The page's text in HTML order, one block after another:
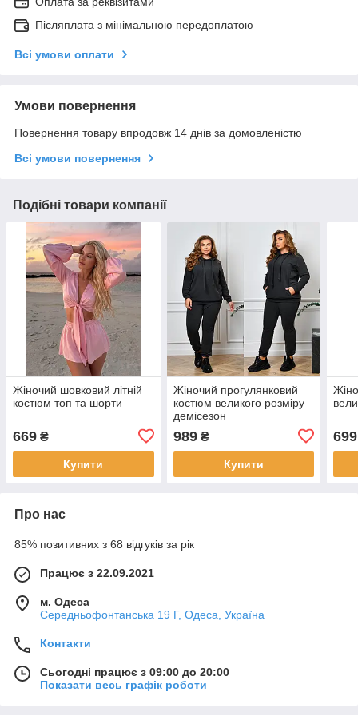
Післяплата з мінімальною передоплатою
Всі умови оплати
Умови повернення
Повернення товару впродовж 14 днів за домовленістю
Всі умови повернення
Подібні товари компанії
Жіночий шовковий літній
костюм топ та шорти
669 ₴
Купити
Жіночий прогулянковий
костюм великого розміру
демісезон
989₴
Купити
699
Про нас
85% позитивних з 68 відгуків за рік
Працює з 22.09.2021
м. Одеса
Середньофонтанська 19 Г, Одеса, Україна
Контакти
Сьогодні працює з 09:00 до 20:00
Показати весь графік роботи